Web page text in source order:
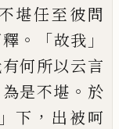
堪任至彼問
。「故我 」
何所以云言
為是不堪 。 於
」 下 ， 出被呵